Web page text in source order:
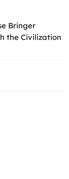
Bringer
the Civilization